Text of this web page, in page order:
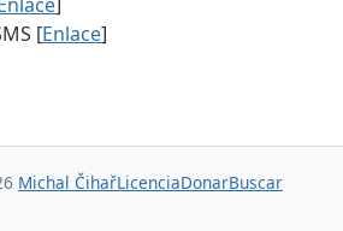
[Enlace]
Michal ČihařLicenciaDonarBuscar